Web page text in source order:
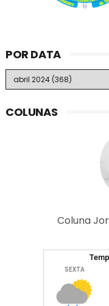
POR DATA
COLUNAS
Coluna